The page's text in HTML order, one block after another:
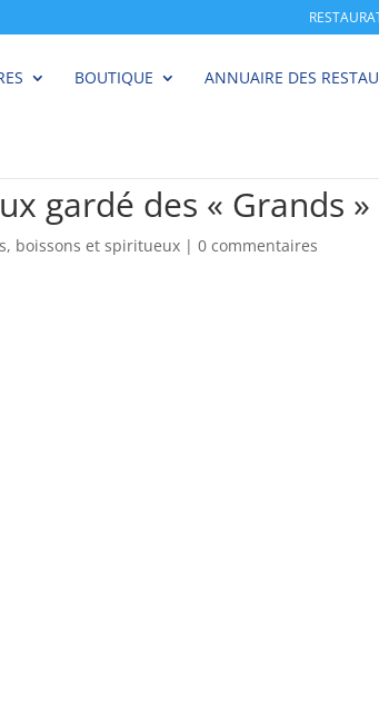
BOUTIQUE ANNUAIRE DES
gardé des « Grands
boissons et spiritueux |0 commentaires